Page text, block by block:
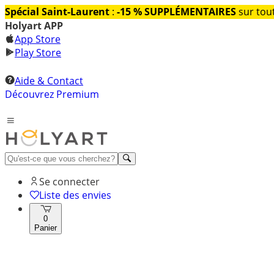
Spécial Saint-Laurent : -15 % SUPPLÉMENTAIRESsur
Holyart APP
App Store
Play Store
Aide & Contact
Découvrez Premium
Se connecter
Liste des envies
0
Panier